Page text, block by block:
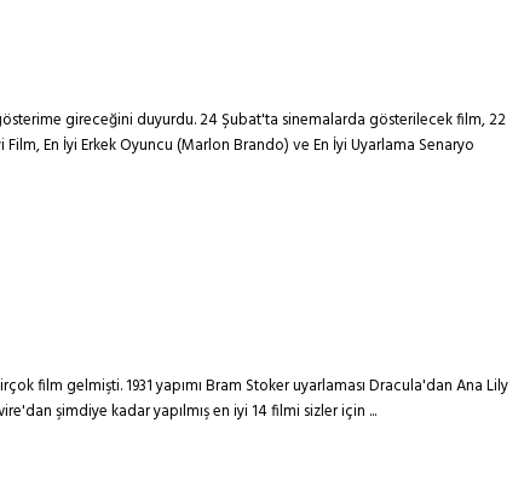
gireceğini duyurdu. 24 Şubat'ta sinemalarda gösterilecek film, 22
En İyi Erkek Oyuncu (Marlon Brando) ve En İyi Uyarlama Senaryo
film gelmişti. 1931 yapımı Bram Stoker uyarlaması Dracula'dan Ana Lily
şimdiye kadar yapılmış en iyi 14 filmi sizler için ...